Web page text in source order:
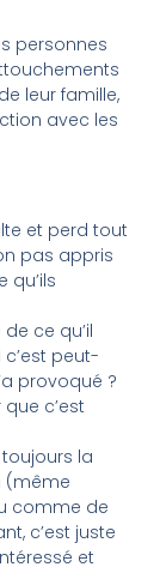
personnes
leur famille,
avec les
et perd tout
pas appris
qu’ils
ce qu’il
c’est peut-
provoqué ?
c’est
la
(même
comme de
c’est juste
et